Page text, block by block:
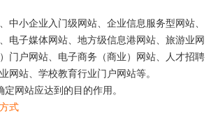
中小企业入门级网站、企业信息服务型网站、
电子媒体网站、地方级信息港网站、旅游业网
门户网站、电子商务（商业）网站、人才招聘
网站、学校教育行业门户网站等。
网站应达到的目的作用。
式